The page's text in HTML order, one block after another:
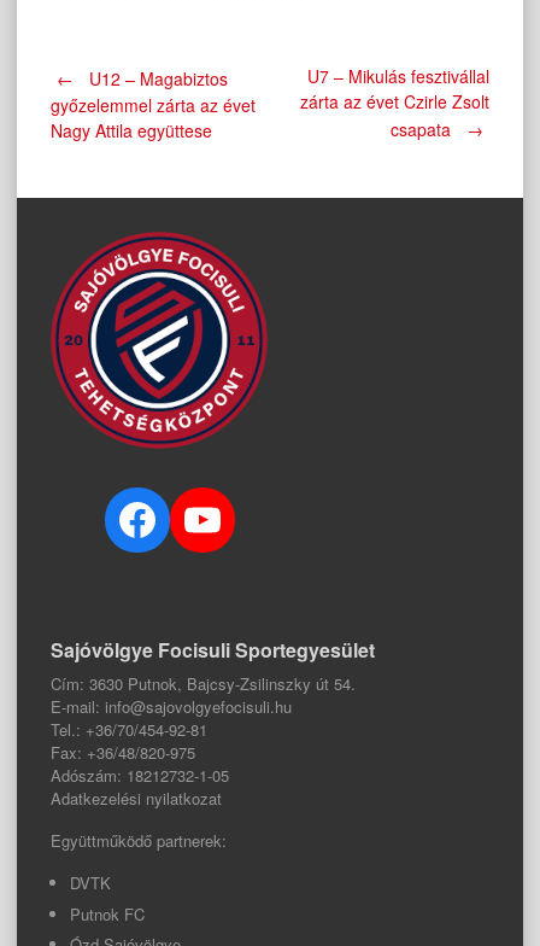
Post
navigation
←
U12 – Magabiztos
győzelemmel zárta az évet
Nagy Attila együttese
U7 – Mikulás fesztivállal
zárta az évet Czirle Zsolt
csapata
→
Facebook
YouTube
Sajóvölgye Focisuli Sportegyesület
Cím: 3630 Putnok, Bajcsy-Zsilinszky út 54.
E-mail: info@sajovolgyefocisuli.hu
Tel.: +36/70/454-92-81
Fax: +36/48/820-975
Adószám: 18212732-1-05
Adatkezelési nyilatkozat
Együttműködő partnerek:
DVTK
Putnok FC